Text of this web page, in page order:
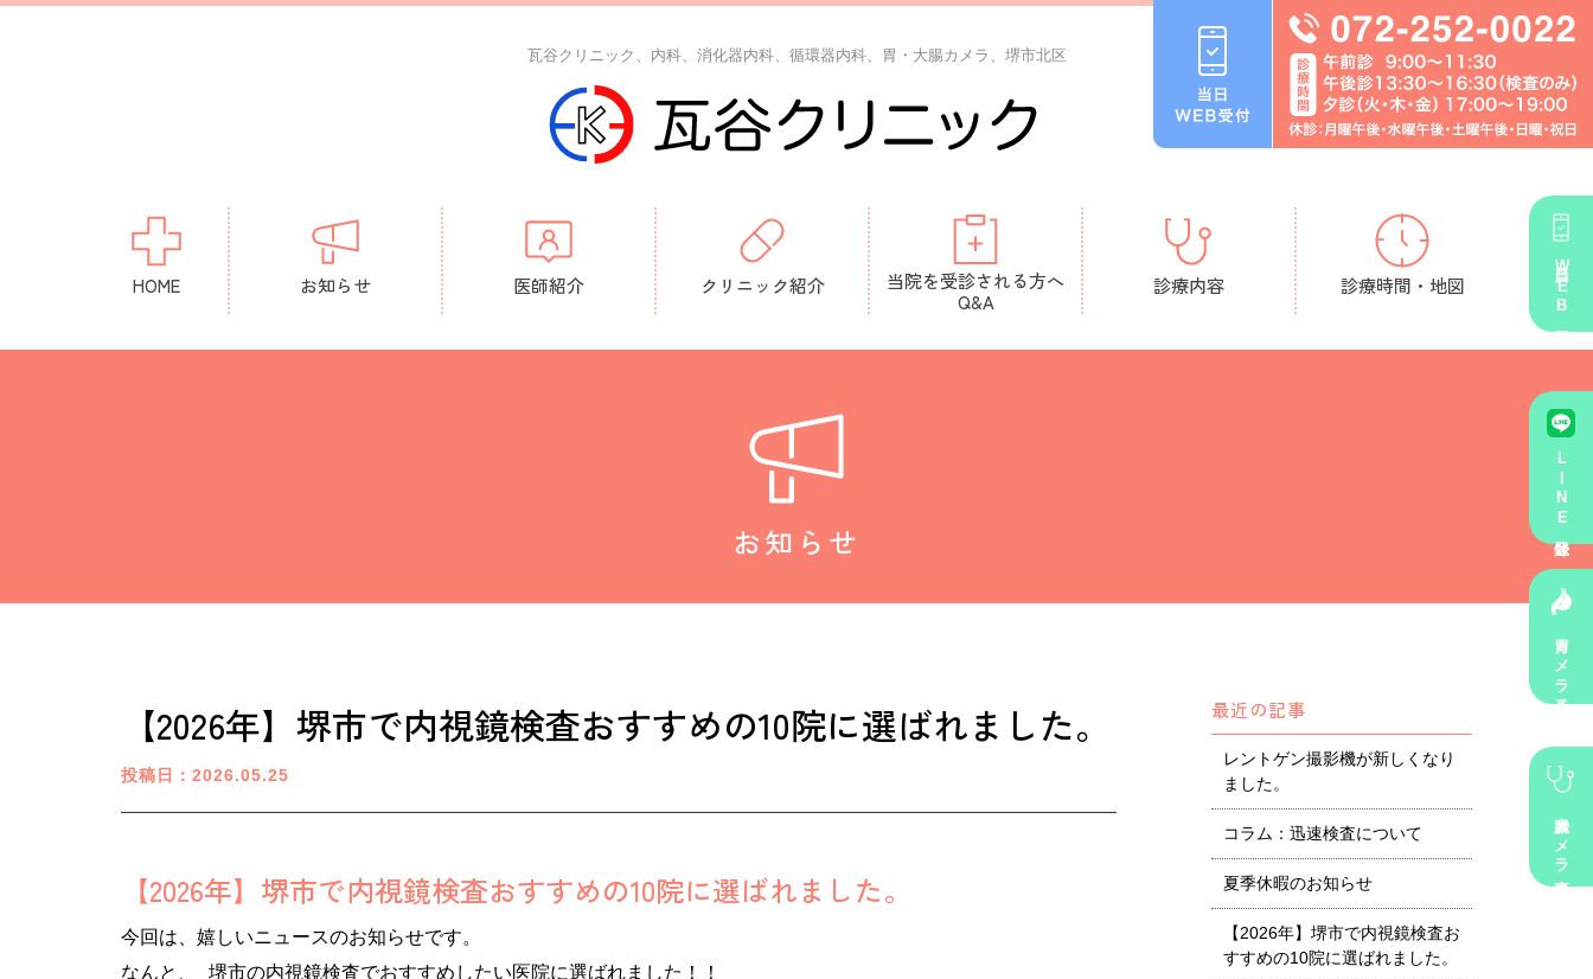
瓦谷クリニック、内科、消化器内科、循環器内科、胃・大腸カメラ、堺市北区
HOME お知らせ 医師紹介 クリニック紹介
当院を受診される方へ
Q&A
診療内容 診療時間・地図 当日WEB受付
LINE登録
胃カメラ予約
大腸カメラ事前診察
お知らせ
【2026年】堺市で内視鏡検査おすすめの10院に選ばれました。
投稿日：2026.05.25
【2026年】堺市で内視鏡検査おすすめの10院に選ばれました。
今回は、嬉しいニュースのお知らせです。
なんと、 堺市の内視鏡検査でおすすめしたい医院に選ばれました！！
最近の記事
レントゲン撮影機が新しくなり
ました。
コラム：迅速検査について
夏季休暇のお知らせ
【2026年】堺市で内視鏡検査お
すすめの10院に選ばれました。